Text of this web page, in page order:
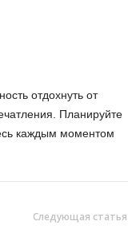
отдохнуть от
Планируйте
каждым моментом
Следующая статья